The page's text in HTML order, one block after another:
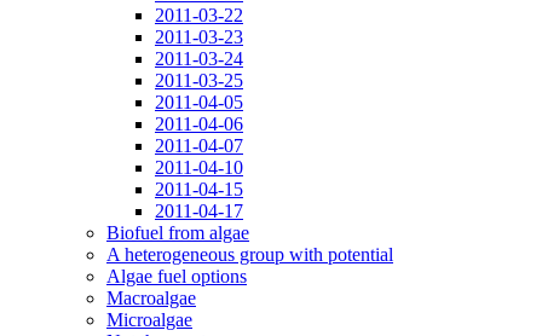
2011-03-22
2011-03-23
2011-03-24
2011-03-25
2011-04-05
2011-04-06
2011-04-07
2011-04-10
2011-04-15
2011-04-17
Biofuel from algae
A heterogeneous group with potential
Algae fuel options
Macroalgae
Microalgae